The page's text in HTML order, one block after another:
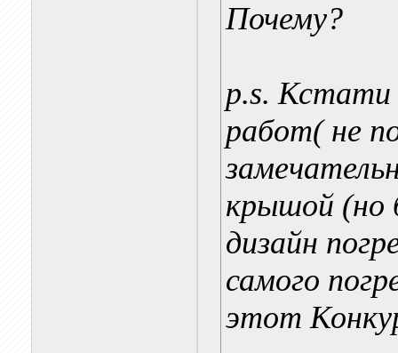
Почему?
p.s. Кстати
работ( не
крышой (но
дизайн
самого
этот